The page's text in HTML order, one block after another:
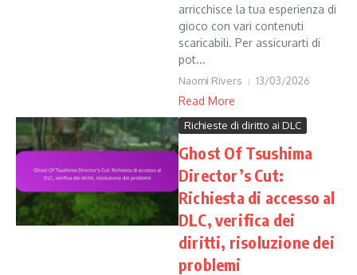
arricchisce la tua esperienza di
gioco con vari contenuti
scaricabili. Per assicurarti di
pot...
Naomi Rivers 13/03/2026
Read More
Richieste di diritto ai DLC
Ghost Of Tsushima
Director’s Cut:
Richiesta di accesso al
DLC, verifica dei
diritti, risoluzione dei
problemi